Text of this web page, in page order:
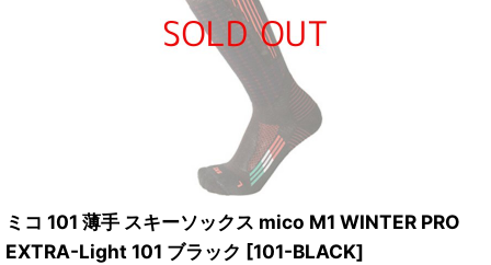
ミコ 101 薄手 スキーソックス mico M1 WINTER PRO
EXTRA-Light 101 ブラック [101-BLACK]